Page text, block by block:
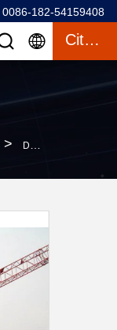
0086-182-54159408
Citation
> D500 Grande Grue À Tour De Levage 5078 50m Avec 25 Tonnes Max.Load